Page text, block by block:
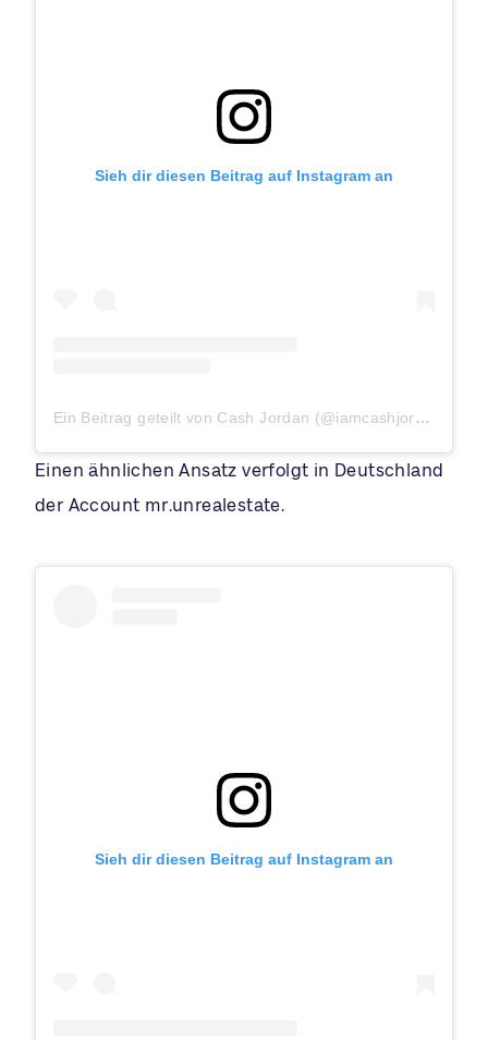
Sieh dir diesen Beitrag auf Instagram an
Ein Beitrag geteilt von Cash Jordan (@iamcashjordan)
Einen ähnlichen Ansatz verfolgt in Deutschland
der Account mr.unrealestate.
Sieh dir diesen Beitrag auf Instagram an